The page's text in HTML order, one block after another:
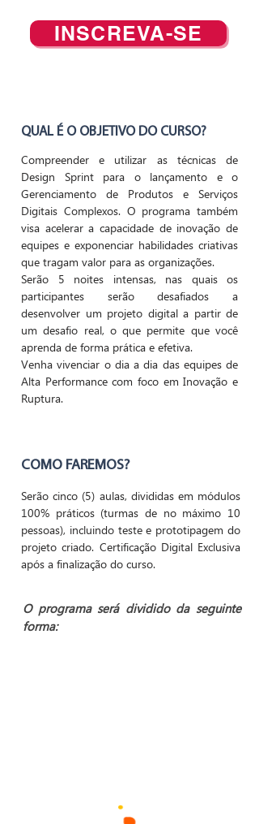
INSCREVA-SE
QUAL É O OBJETIVO DO CURSO?
Compreender e utilizar as técnicas de
Design Sprint para o lançamento e o
Gerenciamento de Produtos e Serviços
Digitais Complexos. O programa também
visa acelerar a capacidade de inovação de
equipes e exponenciar habilidades criativas
que tragam valor para as organizações.
Serão 5 noites intensas, nas quais os
participantes serão desafiados a
desenvolver um projeto digital a partir de
um desafio real, o que permite que você
aprenda de forma prática e efetiva.
Venha vivenciar o dia a dia das equipes de
Alta Performance com foco em Inovação e
Ruptura.
COMO FAREMOS?
Serão cinco (5) aulas, divididas em módulos
100% práticos (turmas de no máximo 10
pessoas), incluindo teste e prototipagem do
projeto criado. Certificação Digital Exclusiva
após a finalização do curso.
O programa será dividido da seguinte
forma: